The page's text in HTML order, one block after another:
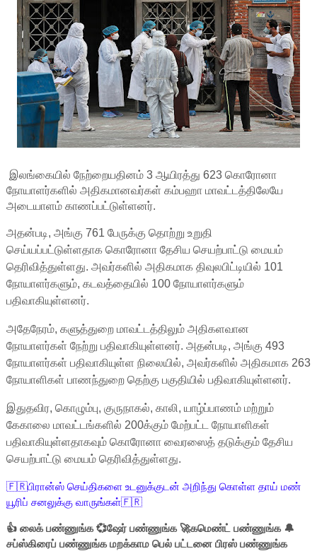
இலங்கையில் நேற்றையதினம் 3 ஆயிரத்து 623 கொரோனா
நோயாளர்களில் அதிகமானவர்கள் கம்பஹா மாவட்டத்திலேயே
அடையாளம் காணப்பட்டுள்ளனர்.
அதன்படி, அங்கு 761 பேருக்கு தொற்று உறுதி
செய்யப்பட்டுள்ளதாக கொரோனா தேசிய செயற்பாட்டு மையம்
தெரிவித்துள்ளது. அவர்களில் அதிகமாக திவுலபிட்டியில் 101
நோயாளர்களும், கடவத்தையில் 100 நோயாளர்களும்
பதிவாகியுள்ளனர்.
அதேநேரம், களுத்துறை மாவட்டத்திலும் அதிகளவான
நோயாளர்கள் நேற்று பதிவாகியுள்ளனர். அதன்படி, அங்கு 493
நோயாளர்கள் பதிவாகியுள்ள நிலையில், அவர்களில் அதிகமாக 263
நோயாளிகள் பாணந்துறை தெற்கு பகுதியில் பதிவாகியுள்ளனர்.
இதுதவிர, கொழும்பு, குருநாகல், காலி, யாழ்ப்பாணம் மற்றும்
கேகாலை மாவட்டங்களில் 200க்கும் மேற்பட்ட நோயாளிகள்
பதிவாகியுள்ளதாகவும் கொரோனா வைரஸைத் தடுக்கும் தேசிய
செயற்பாட்டு மையம் தெரிவித்துள்ளது.
🇫🇷பிரான்ஸ் செய்திகளை உடனுக்குடன் அறிந்து கொள்ள தாய் மண்
யூரிப் சனலுக்கு வாருங்கள்🇫🇷
👍 லைக் பண்ணுங்க 💞ஷேர் பண்ணுங்க 🚀கமெண்ட் பண்ணுங்க 🔔
சப்ஸ்கிரைப் பண்ணுங்க மறக்காம பெல் பட்டனை பிரஸ் பண்ணுங்க